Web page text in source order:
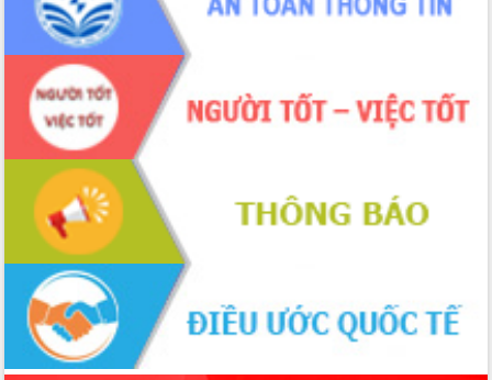
Đắk Lắk đẩy mạnh nuôi biển công
nghệ, hướng tới phát triển thủy sản
bền vững
Tập huấn nâng cao năng lực triển khai
chuyển đổi số cho cán bộ, công chức
cấp xã
Đắk Lắk phát động hưởng ứng Ngày
Quyền của người tiêu dùng Việt Nam
2026
Đẩy mạnh cải cách hành chính, quyết
tâm đạt được mục tiêu tăng trưởng
hai con số trong năm 2026
Tổ chức trang trọng Lễ hội Đền thờ
Lương Văn Chánh năm 2026
Phó Bí thư Tỉnh ủy Đắk Lắk Đỗ Hữu
Huy giữ chức Bí thư Đảng ủy Ủy Ban